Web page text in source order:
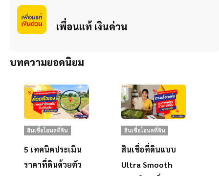
เพื่อนแท้ เงินด่วน
บทความยอดนิยม
สินเชื่อโฉนดที่ดิน
5 เทคนิคประเมิน
ราคาที่ดินด้วยตัว
สินเชื่อโฉนดที่ดิน
สินเชื่อที่ดินแบบ
Ultra Smooth